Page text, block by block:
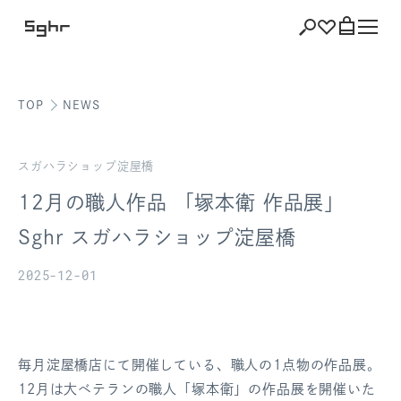
ショッピングバッグを見る
注文履歴
お気に入り
TOP NEWS
スガハラショップ淀屋橋
12月の職人作品 「塚本衛 作品展」
Sghr スガハラショップ淀屋橋
2025-12-01
毎月淀屋橋店にて開催している、職人の1点物の作品展。
12月は大ベテランの職人「塚本衛」の作品展を開催いた